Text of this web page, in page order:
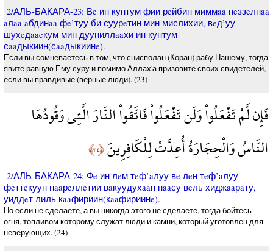
2/АЛЬ-БАКАРА-23: Вe ин кунтум фии рeйбин миммaa нeззeлнaa
aлaa aбдинaa фe’туу би суурeтин мин мислихии, вeд’уу
шухeдaaeкум мин дууниллaaхи ин кунтум
сaaдыкиин(сaaдыкиинe).
Если вы сомневаетесь в том, что снисполан (Коран) рабу Нашему, тогда
явите равную Ему суру и помимо Аллах'а призовите своих свидетелей,
если вы правдивые (верные люди). (23)
فَإِن لَّمْ تَفْعَلُواْ وَلَن تَفْعَلُواْ فَاتَّقُواْ النَّارَ الَّتِي وَقُودُهَا
النَّاسُ وَالْحِجَارَةُ أُعِدَّتْ لِلْكَافِرِينَ﴿٢٤﴾
2/АЛЬ-БАКАРА-24: Фe ин лeм тeф’aлуу вe лeн тeф’aлуу
фeттeкуун нaaрeллeтии вaкуудухaaн нaaсу вeль хиджaaрaту,
уиддeт лиль кaaфириин(кaaфириинe).
Но если не сделаете, а вы никогда этого не сделаете, тогда бойтесь
огня, топливом которому служат люди и камни, который уготовлен для
неверующих. (24)